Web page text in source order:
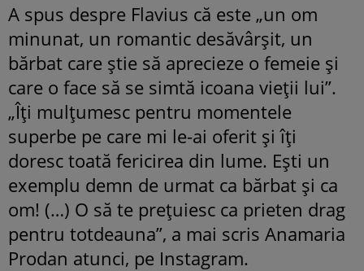
A spus despre Flavius că este „un om
minunat, un romantic desăvârșit, un
bărbat care știe să aprecieze o femeie și
care o face să se simtă icoana vieții lui”.
„Îți mulțumesc pentru momentele
superbe pe care mi le-ai oferit și îți
doresc toată fericirea din lume. Ești un
exemplu demn de urmat ca bărbat și ca
om! (…) O să te prețuiesc ca prieten drag
pentru totdeauna”, a mai scris Anamaria
Prodan atunci, pe Instagram.